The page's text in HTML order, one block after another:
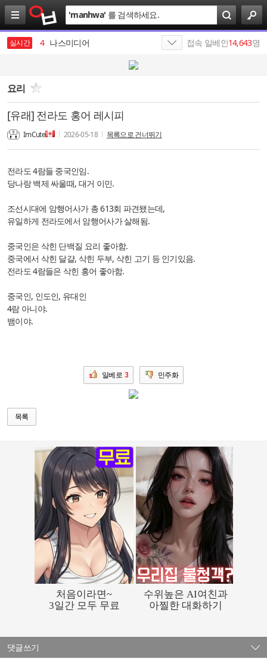
검
색
'manhwa' 를 검색하세요.
실시간
3 음메옴메
4 나스미디어
7 SK네트웍스
9 SKT
10 엔비디아
접속 일베인14,643명
요리
[유래] 전라도 홍어 레시피
ImCute 2026-05-18 목록으로 건너뛰기
전라도 4람들 중국인임.
당나랑 백제 싸울때, 대거 이민.
조선시대에 암행어사가 총 613회 파견됐는데,
유일하게 전라도에서 암행어사가 살해됨.
중국인은 삭힌 단백질 요리 좋아함.
중국에서 삭힌 달걀, 삭힌 두부, 삭힌 고기 등 인기있음.
전라도 4람들은 삭힌 홍어 좋아함.
중국인, 인도인, 유대인
4람 아니야.
뱀이야.
일베로 3 민주화
목록
댓글쓰기